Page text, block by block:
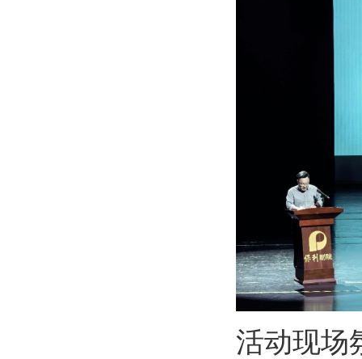
活动现场